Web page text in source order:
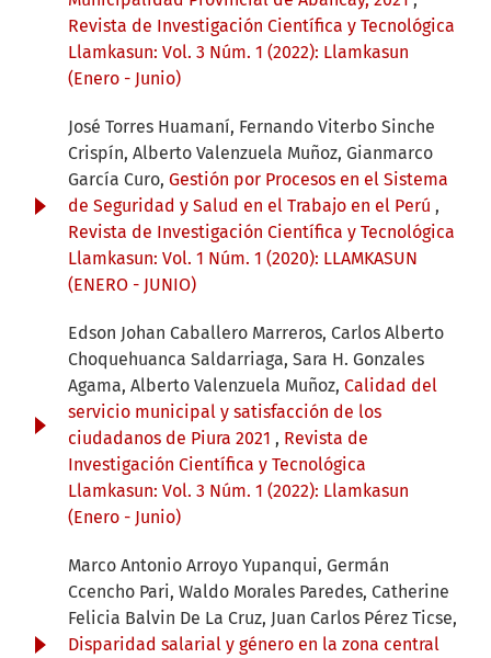
Revista de Investigación Científica y Tecnológica
Llamkasun: Vol. 3 Núm. 1 (2022): Llamkasun
(Enero - Junio)
José Torres Huamaní, Fernando Viterbo Sinche
Crispín, Alberto Valenzuela Muñoz, Gianmarco
García Curo, Gestión por Procesos en el Sistema
de Seguridad y Salud en el Trabajo en el Perú ,
Revista de Investigación Científica y Tecnológica
Llamkasun: Vol. 1 Núm. 1 (2020): LLAMKASUN
(ENERO - JUNIO)
Edson Johan Caballero Marreros, Carlos Alberto
Choquehuanca Saldarriaga, Sara H. Gonzales
Agama, Alberto Valenzuela Muñoz, Calidad del
servicio municipal y satisfacción de los
ciudadanos de Piura 2021 , Revista de
Investigación Científica y Tecnológica
Llamkasun: Vol. 3 Núm. 1 (2022): Llamkasun
(Enero - Junio)
Marco Antonio Arroyo Yupanqui, Germán
Ccencho Pari, Waldo Morales Paredes, Catherine
Felicia Balvin De La Cruz, Juan Carlos Pérez Ticse,
Disparidad salarial y género en la zona central